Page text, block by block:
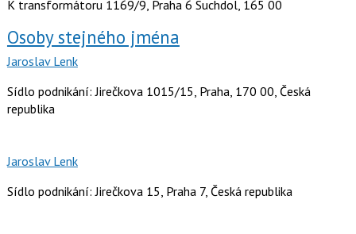
K transformátoru 1169/9, Praha 6 Suchdol, 165 00
Osoby stejného jména
Jaroslav Lenk
Sídlo podnikání: Jirečkova 1015/15, Praha, 170 00, Česká
republika
Jaroslav Lenk
Sídlo podnikání: Jirečkova 15, Praha 7, Česká republika